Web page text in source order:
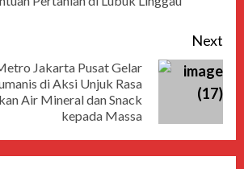
Next
Jakarta Pusat Gelar
di Aksi Unjuk Rasa
Air Mineral dan Snack
kepada Massa